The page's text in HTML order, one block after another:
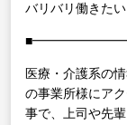
バリバリ働きたい
医療・介護系の
の事業所様にア
事で、上司や先